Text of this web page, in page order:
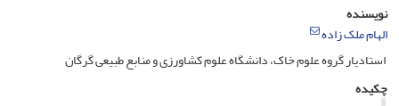
نویسنده
الهام ملک زاده
استادیار گروه علوم خاک، دانشگاه علوم کشاورزی و منابع طبیعی گرگان
چکیده